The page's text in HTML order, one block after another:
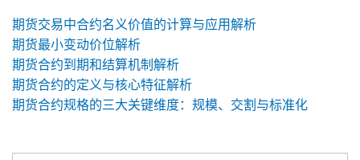
期货交易中合约名义价值的计算与应用解析
期货最小变动价位解析
期货合约到期和结算机制解析
期货合约的定义与核心特征解析
期货合约规格的三大关键维度：规模、交割与标准化